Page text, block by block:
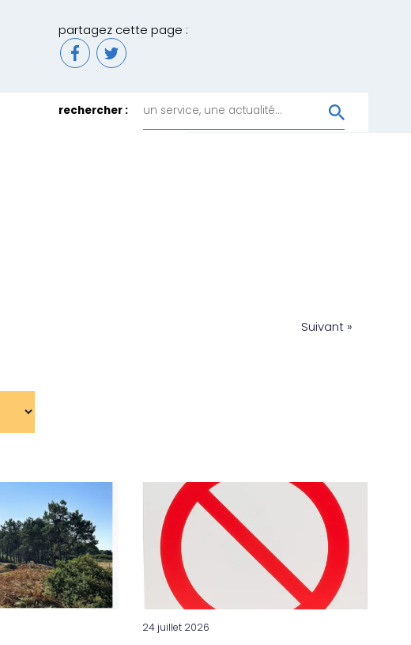
partagez cette page :
rechercher :
Suivant »
24 juillet 2026